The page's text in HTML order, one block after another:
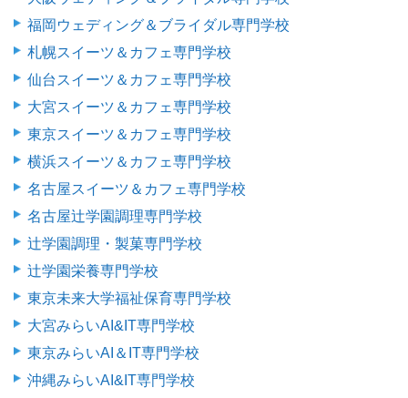
福岡ウェディング＆ブライダル専門学校
札幌スイーツ＆カフェ専門学校
仙台スイーツ＆カフェ専門学校
大宮スイーツ＆カフェ専門学校
東京スイーツ＆カフェ専門学校
横浜スイーツ＆カフェ専門学校
名古屋スイーツ＆カフェ専門学校
名古屋辻学園調理専門学校
辻学園調理・製菓専門学校
辻学園栄養専門学校
東京未来大学福祉保育専門学校
大宮みらいAI&IT専門学校
東京みらいAI＆IT専門学校
沖縄みらいAI&IT専門学校